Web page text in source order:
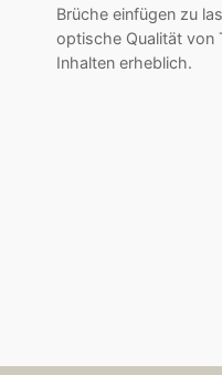
Brüche einfügen zu
optische Qualität von
Inhalten erheblich.